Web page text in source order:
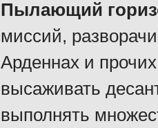
Пылающий
миссий,
Арденнах и
высаживать
выполнять